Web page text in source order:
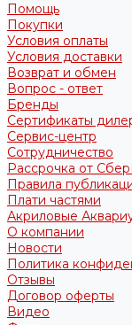
Помощь
Покупки
Условия оплаты
Условия доставки
Возврат и обмен
Вопрос - ответ
Бренды
Сертификаты
Сервис-центр
Сотрудничество
Рассрочка от
Правила
Плати частями
Акриловые
О компании
Новости
Политика
Отзывы
Договор оферты
Видео